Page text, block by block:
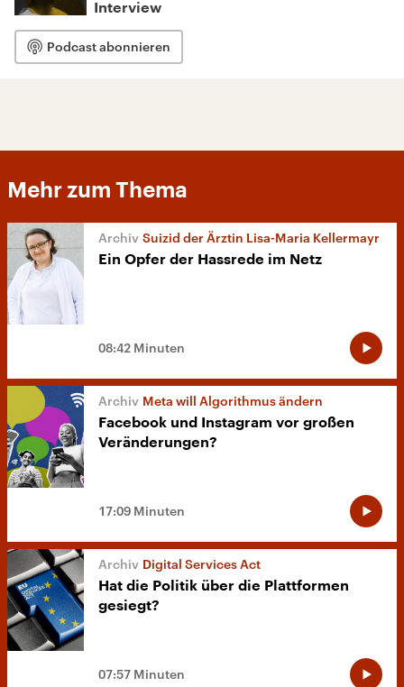
Interview
Podcast abonnieren
Mehr zum Thema
Suizid der Ärztin Lisa-Maria Kellermayr
Ein Opfer der Hassrede im Netz
08:42 Minuten
Meta will Algorithmus ändern
Facebook und Instagram vor großen
Veränderungen?
17:09 Minuten
Digital Services Act
Hat die Politik über die Plattformen
gesiegt?
07:57 Minuten